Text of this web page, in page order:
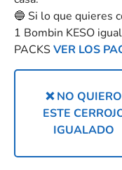
🔵 Si lo que quieres
1 Bombin KESO
PACKSVER LOS
❌ NO QUIERO
ESTE
IGUALADO